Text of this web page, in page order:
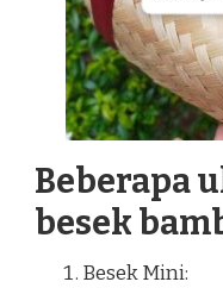
Beberapa
besek
Besek Mini: